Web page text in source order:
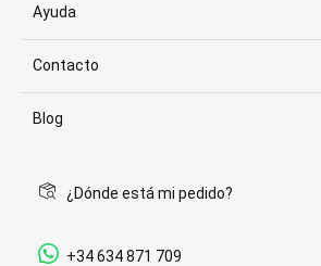
Ayuda
Contacto
Blog
¿Dónde está mi pedido?
+34 634 871 709